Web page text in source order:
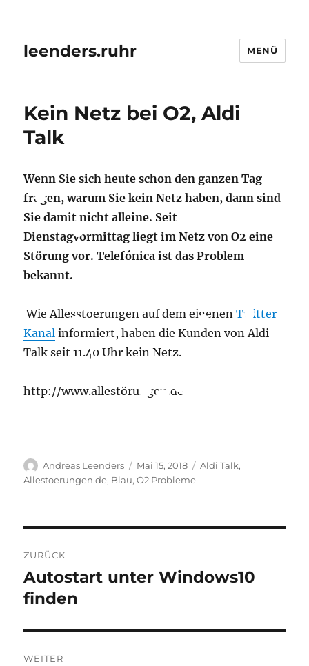
leenders.ruhr MENÜ
Kein Netz bei O2, Aldi
Talk
Wenn Sie sich heute schon den ganzen Tag
fragen, warum Sie kein Netz haben, dann sind
Sie damit nicht alleine. Seit
Dienstagvormittag liegt im Netz von O2 eine
Störung vor. Telefónica ist das Problem
bekannt.
Wie Allesstoerungen auf dem eigenenTwitter-
Kanal informiert, haben die Kunden von Aldi
Talk seit 11.40 Uhr kein Netz.
http://www.allestörungen.de
Autor
Andreas Leenders
Veröffentlicht
am
Mai 15, 2018 Schlagwörter
Aldi Talk,
Allestoerungen.de, Blau,O2 Probleme
ZURÜCK
Vorheriger
Beitrag:
Autostart unter Windows10
finden
WEITER